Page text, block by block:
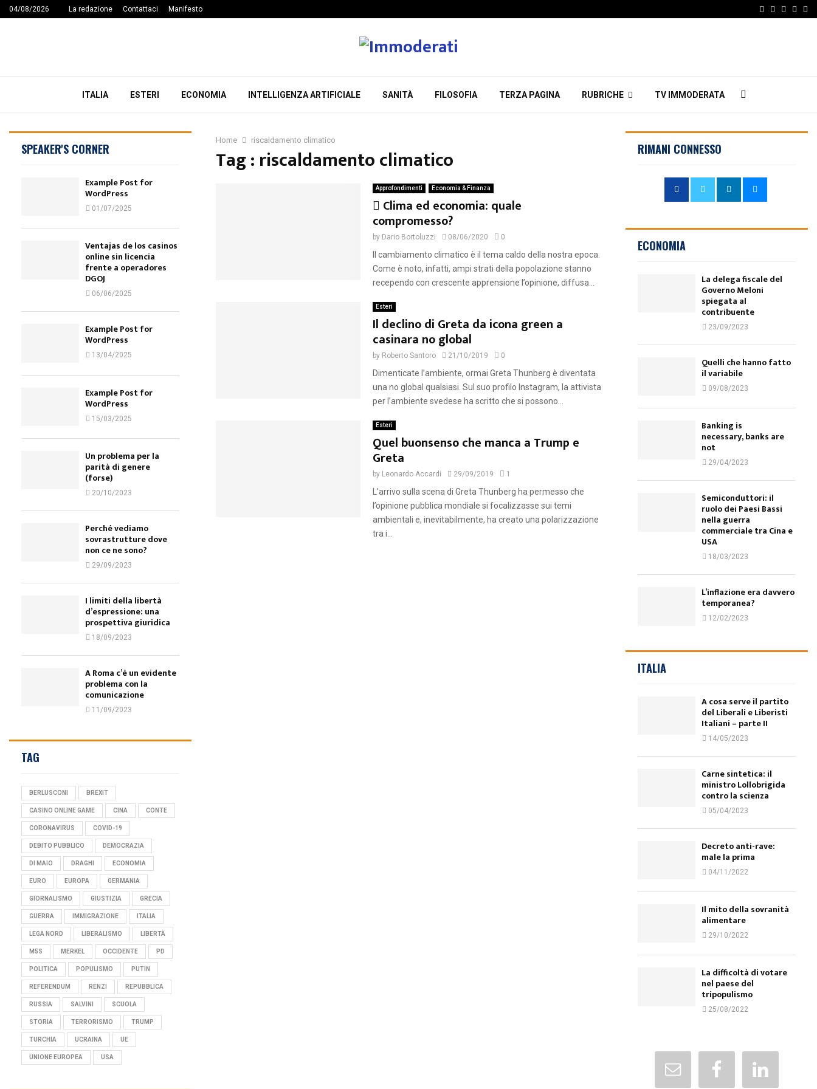
04/08/2026 La redazione Contattaci Manifesto Facebook
Twitter
ITALIA ESTERI ECONOMIA INTELLIGENZA ARTIFICIALE SANITÀ FILOSOFIA TERZA PAGINA RUBRICHE TV IMMODERATA
Home riscaldamento climatico
Tag : riscaldamento climatico
Approfondimenti Economia & Finanza
F
e
a
t
u
r
e
d
Clima ed economia: quale
compromesso?
by Dario Bortoluzzi 08/06/2020 0
Il cambiamento climatico è il tema caldo della nostra epoca.
Come è noto, infatti, ampi strati della popolazione stanno
recependo con crescente apprensione l’opinione, diffusa...
Esteri
Il declino di Greta da icona green a
casinara no global
by Roberto Santoro 21/10/2019 0
Dimenticate l’ambiente, ormai Greta Thunberg è diventata
una no global qualsiasi. Sul suo profilo Instagram, la attivista
per l’ambiente svedese ha scritto che si possono...
Esteri
Quel buonsenso che manca a Trump e
Greta
by Leonardo Accardi 29/09/2019 1
L’arrivo sulla scena di Greta Thunberg ha permesso che
l’opinione pubblica mondiale si focalizzasse sui temi
ambientali e, inevitabilmente, ha creato una polarizzazione
tra i...
SPEAKER'S CORNER
Example Post for
WordPress
01/07/2025
Ventajas de los casinos
online sin licencia
frente a operadores
DGOJ
06/06/2025
Example Post for
WordPress
13/04/2025
Example Post for
WordPress
15/03/2025
Un problema per la
parità di genere
(forse)
20/10/2023
Perché vediamo
sovrastrutture dove
non ce ne sono?
29/09/2023
I limiti della libertà
d’espressione: una
prospettiva giuridica
18/09/2023
A Roma c’è un evidente
problema con la
comunicazione
11/09/2023
TAG
BERLUSCONI BREXIT
CASINO ONLINE GAME CINA CONTE
CORONAVIRUS COVID-19
DEBITO PUBBLICO DEMOCRAZIA
DI MAIO DRAGHI ECONOMIA
EURO EUROPA GERMANIA
GIORNALISMO GIUSTIZIA GRECIA
GUERRA IMMIGRAZIONE ITALIA
LEGA NORD LIBERALISMO LIBERTÀ
M5S MERKEL OCCIDENTE PD
POLITICA POPULISMO PUTIN
REFERENDUM RENZI REPUBBLICA
RUSSIA SALVINI SCUOLA
STORIA TERRORISMO TRUMP
TURCHIA UCRAINA UE
UNIONE EUROPEA USA
RIMANI CONNESSO
ECONOMIA
La delega fiscale del
Governo Meloni
spiegata al
contribuente
23/09/2023
Quelli che hanno fatto
il variabile
09/08/2023
Banking is
necessary, banks are
not
29/04/2023
Semiconduttori: il
ruolo dei Paesi Bassi
nella guerra
commerciale tra Cina e
USA
18/03/2023
L’inflazione era davvero
temporanea?
12/02/2023
ITALIA
A cosa serve il partito
del Liberali e Liberisti
Italiani – parte II
14/05/2023
Carne sintetica: il
ministro Lollobrigida
contro la scienza
05/04/2023
Decreto anti-rave:
male la prima
04/11/2022
Il mito della sovranità
alimentare
29/10/2022
La difficoltà di votare
nel paese del
tripopulismo
25/08/2022